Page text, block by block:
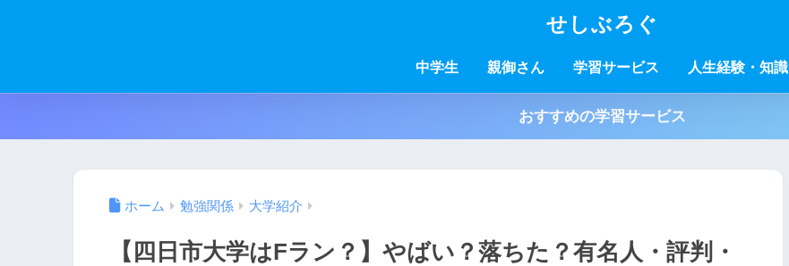
せしぶろぐ
中学生 親御さん 学習サービス 人生経験・知識
おすすめの学習サービス
ホーム 勉強関係 大学紹介
【四日市大学はFラン？】やばい？落ちた？有名人・評判・